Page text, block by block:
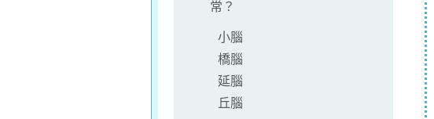
常？
小腦
橋腦
延腦
丘腦